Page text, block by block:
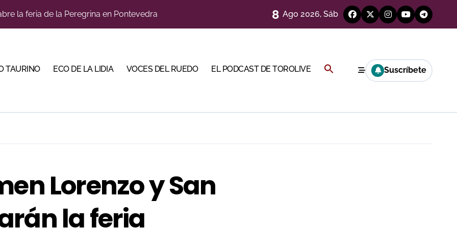
el sueño de vestirse de luces ante los suyos
en una noche marcada por la dureza de Monteviejo
sobre el buen juego de Los Maños en el arranque de Huesca
la tercera tarde de Morante en la temporada portuense
8 Ago 2026, Sáb
TAURINO ECO DE LA LIDIA VOCES DEL RUEDO EL PODCAST DE TOROLIVE Buscar: Suscríbete
Lorenzo y San
la feria